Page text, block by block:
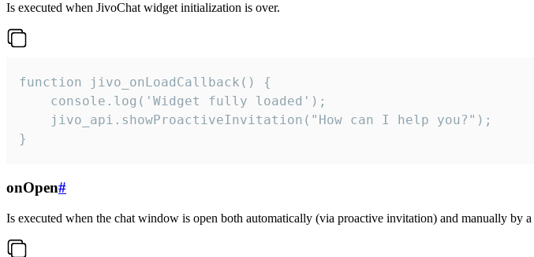
Is executed when JivoChat widget initialization is over.
function jivo_onLoadCallback() {
    console.log('Widget fully loaded');
    jivo_api.showProactiveInvitation("How can I help you?");
}
onOpen#
Is executed when the chat window is open both automatically (via proactive invitation) and manually by